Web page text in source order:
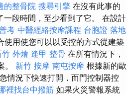
的整骨院 搜尋引擎 在沒有此事的
一段時間，至少看到了它。 在設計
考 中醫經絡按摩課程 台胞證 落地
使用使您可以以受控的方式從建築
竹 外燴 逢甲 整骨 在所有情況下，
。 新竹 按摩 南屯按摩 根據新的歐
情況下快速打開，而門控制器控
裡找台中撥筋 如果火災警報系統